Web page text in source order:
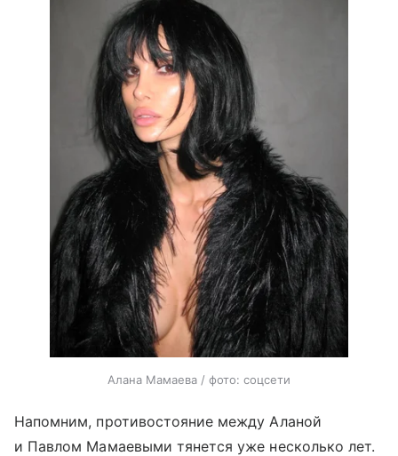
Алана Мамаева / фото: соцсети
Напомним, противостояние между Аланой
и Павлом Мамаевыми тянется уже несколько лет.